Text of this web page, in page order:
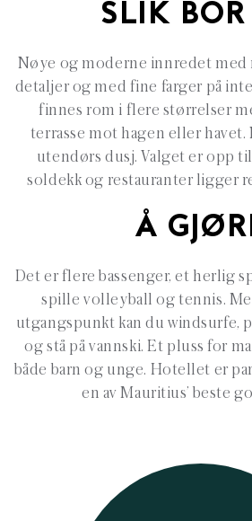
SLIK BOR
Nøye og moderne innredet med
detaljer og med fine farger på
finnes rom i flere størrelser
terrasse mot hagen eller havet.
utendørs dusj. Valget er opp
soldekk og restauranter ligger
Å
Det er flere bassenger, et herlig
spille volleyball og tennis.
utgangspunkt kan du windsurfe,
og stå på vannski. Et pluss for
både barn og unge. Hotellet er
en av Mauritius’ beste